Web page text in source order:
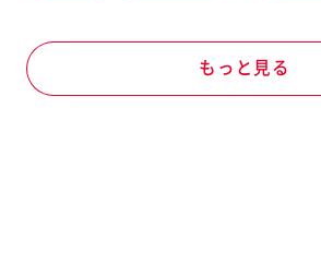
春の野菜
もっと見る